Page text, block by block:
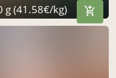
g (41.58€/kg)